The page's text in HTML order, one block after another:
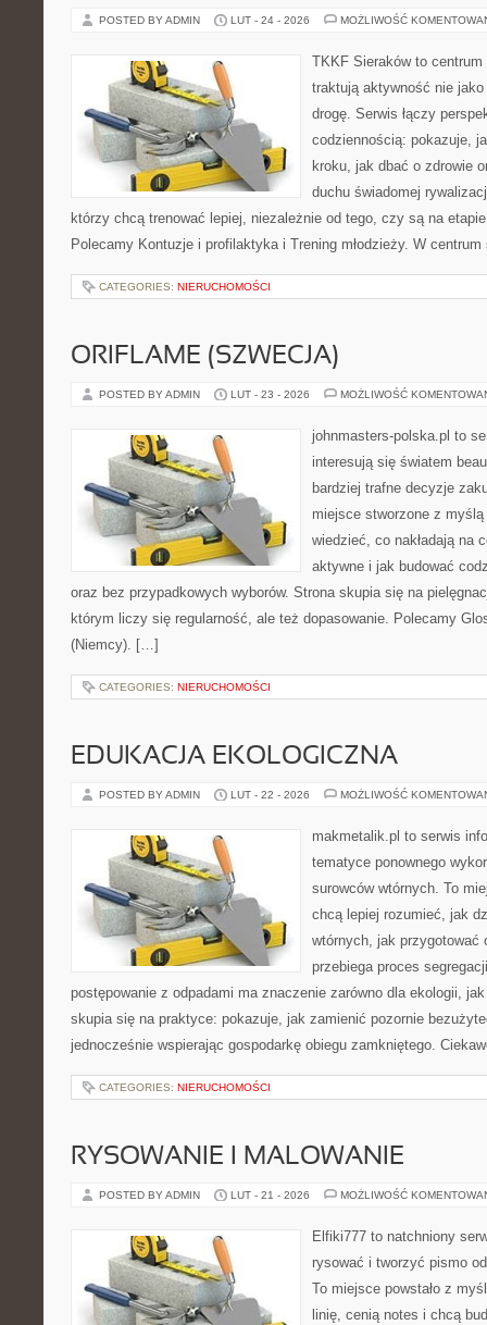
POSTED BY ADMIN LUT - 24 - 2026 MOŻLIWOŚĆ
TKKF Sieraków to
traktują aktywność nie
drogę. Serwis łączy
codziennością: pokazuje,
kroku, jak dbać o zdrowie
duchu świadomej
którzy chcą trenować lepiej, niezależnie od tego, czy są na
Polecamy Kontuzje i profilaktyka i Trening młodzieży. W
CATEGORIES: NIERUCHOMOŚCI
ORIFLAME (SZWECJA)
POSTED BY ADMIN LUT - 23 - 2026 MOŻLIWOŚĆ
johnmasters-polska.pl to
interesują się światem
bardziej trafne decyzje
miejsce stworzone z
wiedzieć, co nakładają na
aktywne i jak budować
oraz bez przypadkowych wyborów. Strona skupia się na
którym liczy się regularność, ale też dopasowanie. Polecamy
(Niemcy). […]
CATEGORIES: NIERUCHOMOŚCI
EDUKACJA EKOLOGICZNA
POSTED BY ADMIN LUT - 22 - 2026 MOŻLIWOŚĆ
makmetalik.pl to serwis
tematyce ponownego
surowców wtórnych. To
chcą lepiej rozumieć, jak
wtórnych, jak przygotować
przebiega proces
postępowanie z odpadami ma znaczenie zarówno dla ekologii,
skupia się na praktyce: pokazuje, jak zamienić pozornie
jednocześnie wspierając gospodarkę obiegu zamkniętego.
CATEGORIES: NIERUCHOMOŚCI
RYSOWANIE I MALOWANIE
POSTED BY ADMIN LUT - 21 - 2026 MOŻLIWOŚĆ
Elfiki777 to natchniony
rysować i tworzyć pismo
To miejsce powstało z
linię, cenią notes i chcą